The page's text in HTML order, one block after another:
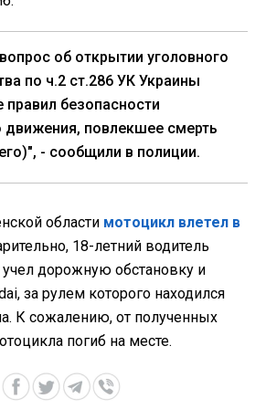
об открытии уголовного
по ч.2 ст.286 УК Украины
правил безопасности
повлекшее смерть
- сообщили в полиции.
области мотоцикл влетел в
18-летний водитель
дорожную обстановку и
за рулем которого находился
К сожалению, от полученных
погиб на месте.